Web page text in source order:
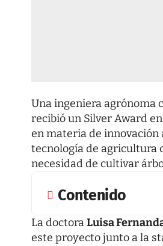
Una ingeniera agrónoma
recibió un Silver Award
en materia de
tecnología de agricultura
necesidad de cultivar
Contenido
La doctoraLuisa
este proyecto junto a la